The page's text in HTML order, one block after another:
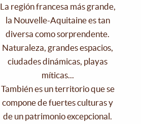
La región francesa más grande,
la Nouvelle-Aquitaine es tan
diversa como sorprendente.
Naturaleza, grandes espacios,
ciudades dinámicas, playas
míticas...
También es un territorio que se
compone de fuertes culturas y
de un patrimonio excepcional.